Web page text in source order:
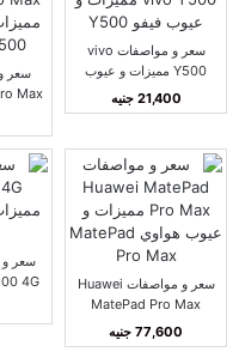
سعر و مواصفات vivo
Y500 مميزات و عيوب
فيفو Y500
21,400 جنيه
سعر و مواصفات Huawei
MatePad Pro Max
مميزات و عيوب هواوي
MatePad Pro Max
77,600 جنيه